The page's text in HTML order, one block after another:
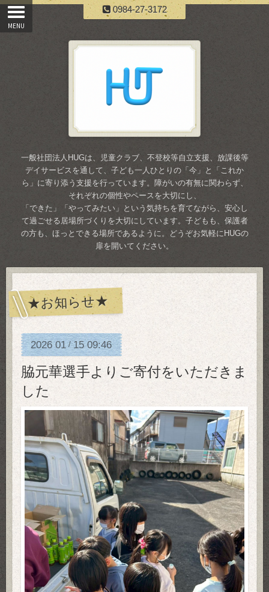
0984-27-3172
一般社団法人HUGは、児童クラブ、不登校等自立支援、放課後等
デイサービスを通して、子ども一人ひとりの「今」と「これか
ら」に寄り添う支援を行っています。障がいの有無に関わらず、
それぞれの個性やペースを大切にし、
「できた」「やってみたい」という気持ちを育てながら、安心し
て過ごせる居場所づくりを大切にしています。子どもも、保護者
の方も、ほっとできる場所であるように。どうぞお気軽にHUGの
扉を開いてください。
★お知らせ★
2026 01/15 09:46
脇元華選手よりご寄付をいただきま
した